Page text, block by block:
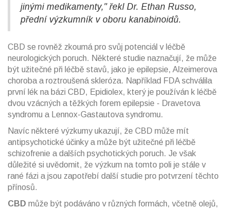
jinými medikamenty," řekl Dr. Ethan Russo,
přední výzkumník v oboru kanabinoidů.
CBD se rovněž zkoumá pro svůj potenciál v léčbě
neurologických poruch. Některé studie naznačují, že může
být užitečné při léčbě stavů, jako je epilepsie, Alzeimerova
choroba a roztroušená skleróza. Například FDA schválila
první lék na bázi CBD, Epidiolex, který je používán k léčbě
dvou vzácných a těžkých forem epilepsie - Dravetova
syndromu a Lennox-Gastautova syndromu.
Navíc některé výzkumy ukazují, že CBD může mít
antipsychotické účinky a může být užitečné při léčbě
schizofrenie a dalších psychotických poruch. Je však
důležité si uvědomit, že výzkum na tomto poli je stále v
rané fázi a jsou zapotřebí další studie pro potvrzení těchto
přínosů.
CBD může být podáváno v různých formách, včetně olejů,